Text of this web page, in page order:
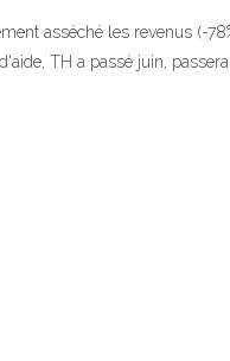
asséché les revenus (-
TH a passé juin,